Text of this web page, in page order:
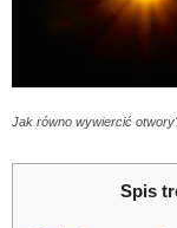
Jak równo wywiercić
Spis